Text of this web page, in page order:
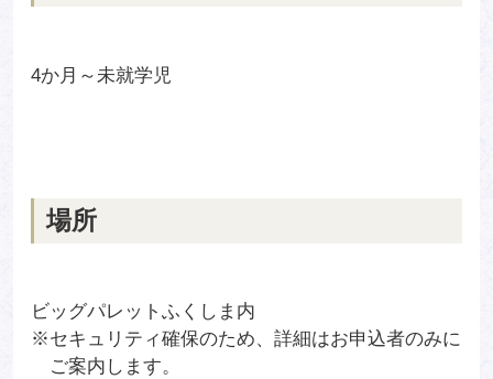
4か月～未就学児
場所
ビッグパレットふくしま内
※セキュリティ確保のため、詳細はお申込者のみに
ご案内します。